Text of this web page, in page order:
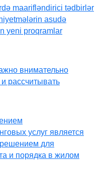
maarifləndirici tədbirlər
asudə
yeni proqramlar
внимательно
рассчитывать
услуг является
для
и порядка в жилом